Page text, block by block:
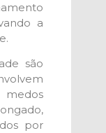
a
são
medos
por